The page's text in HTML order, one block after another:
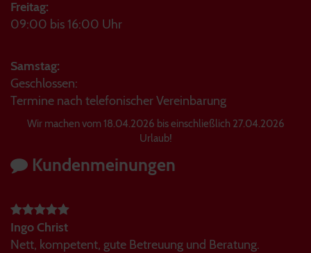
Freitag:
09:00 bis 16:00 Uhr
Samstag:
Geschlossen:
Termine nach telefonischer Vereinbarung
Wir machen vom 18.04.2026 bis einschließlich 27.04.2026
Urlaub!
Kundenmeinungen
Ingo Christ
Nett, kompetent, gute Betreuung und Beratung.